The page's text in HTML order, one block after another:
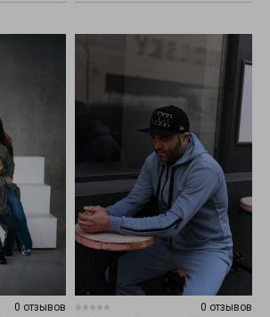
0 отзывов 0 отзывов